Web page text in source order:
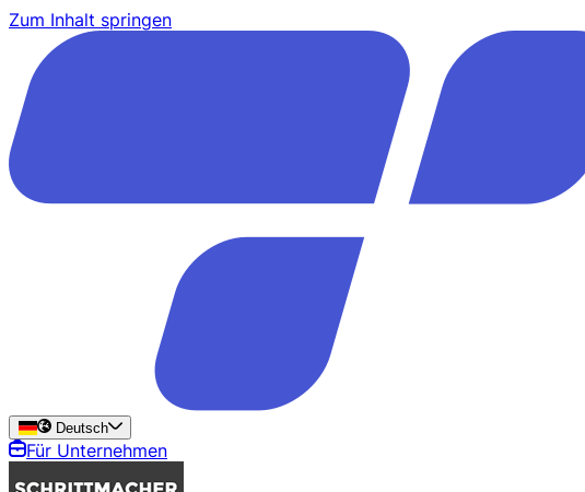
Zum Inhalt springen
Deutsch
Für Unternehmen